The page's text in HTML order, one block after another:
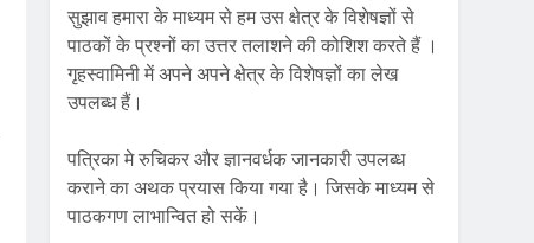
सुझाव हमारा के माध्यम से हम उस क्षेत्र के विशेषज्ञों से
पाठकों के प्रश्नों का उत्तर तलाशने की कोशिश करते हैं ।
गृहस्वामिनी में अपने अपने क्षेत्र के विशेषज्ञों का लेख
उपलब्ध हैं।
पत्रिका मे रुचिकर और ज्ञानवर्धक जानकारी उपलब्ध
कराने का अथक प्रयास किया गया है। जिसके माध्यम से
पाठकगण लाभान्वित हो सकें।